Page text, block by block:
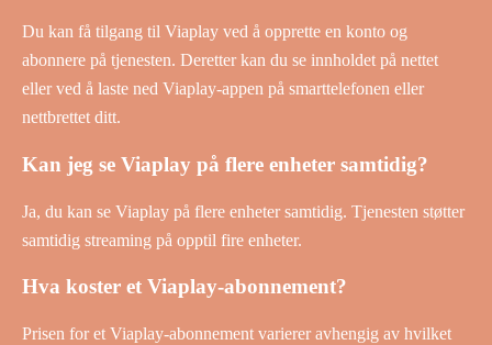
Du kan få tilgang til Viaplay ved å opprette en konto og
abonnere på tjenesten. Deretter kan du se innholdet på nettet
eller ved å laste ned Viaplay-appen på smarttelefonen eller
nettbrettet ditt.
Kan jeg se Viaplay på flere enheter samtidig?
Ja, du kan se Viaplay på flere enheter samtidig. Tjenesten støtter
samtidig streaming på opptil fire enheter.
Hva koster et Viaplay-abonnement?
Prisen for et Viaplay-abonnement varierer avhengig av hvilket